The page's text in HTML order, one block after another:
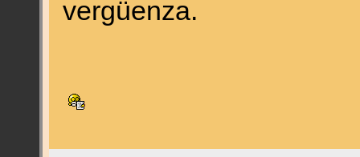
vergüenza.